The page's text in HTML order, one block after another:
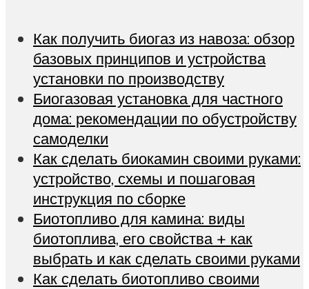
Как получить биогаз из навоза: обзор
базовых принципов и устройства
установки по производству
Биогазовая установка для частного
дома: рекомендации по обустройству
самоделки
Как сделать биокамин своими руками:
устройство, схемы и пошаговая
инструкция по сборке
Биотопливо для камина: виды
биотоплива, его свойства + как
выбрать и как сделать своими руками
Как сделать биотопливо своими